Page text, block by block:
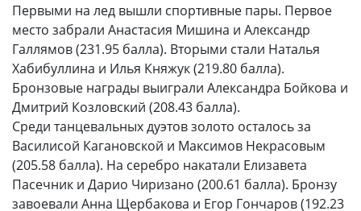
Первыми на лед вышли спортивные пары. Первое
место забрали Анастасия Мишина и Александр
Галлямов (231.95 балла). Вторыми стали Наталья
Хабибуллина и Илья Княжук (219.80 балла).
Бронзовые награды выиграли Александра Бойкова и
Дмитрий Козловский (208.43 балла).
Среди танцевальных дуэтов золото осталось за
Василисой Кагановской и Максимов Некрасовым
(205.58 балла). На серебро накатали Елизавета
Пасечник и Дарио Чиризано (200.61 балла). Бронзу
завоевали Анна Щербакова и Егор Гончаров (192.23